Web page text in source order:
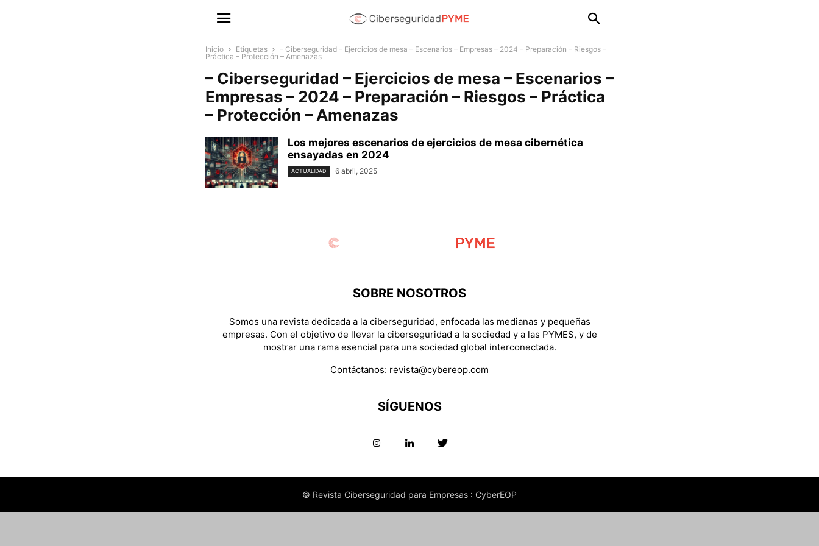
Inicio Etiquetas
– Ciberseguridad – Ejercicios de mesa – Escenarios – Empresas – 2024 – Preparación – Riesgos –
Práctica – Protección – Amenazas
– Ciberseguridad – Ejercicios de mesa – Escenarios –
Empresas – 2024 – Preparación – Riesgos – Práctica
– Protección – Amenazas
Los mejores escenarios de ejercicios de mesa cibernética
ensayadas en 2024
ACTUALIDAD 6 abril, 2025
SOBRE NOSOTROS
Somos una revista dedicada a la ciberseguridad, enfocada las medianas y pequeñas
empresas. Con el objetivo de llevar la ciberseguridad a la sociedad y a las PYMES, y de
mostrar una rama esencial para una sociedad global interconectada.
Contáctanos: revista@cybereop.com
SÍGUENOS
© Revista Ciberseguridad para Empresas : CyberEOP